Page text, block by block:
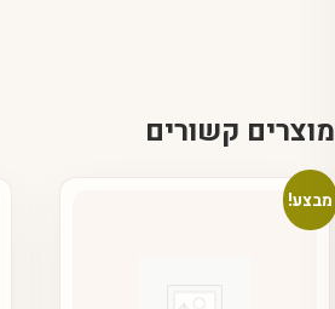
מוצרים קשורים
מבצע!